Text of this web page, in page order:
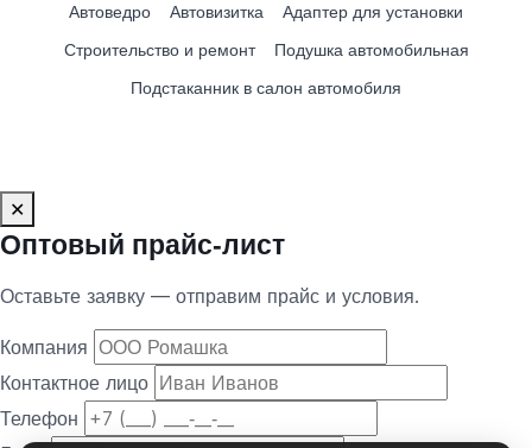
Автоведро Автовизитка
Адаптер для установки
Строительство и ремонт
Подушка автомобильная
Подстаканник в салон автомобиля
✕
Оптовый прайс‑лист
Оставьте заявку — отправим прайс и условия.
Компания
Контактное лицо
Телефон